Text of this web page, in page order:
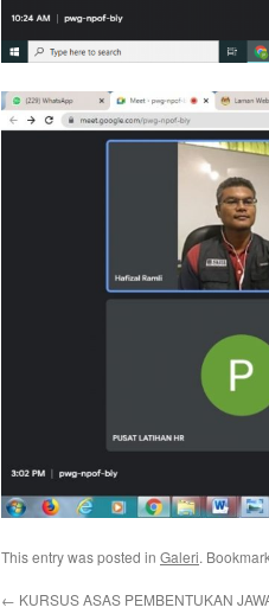
This entry was posted in Galeri.
← KURSUS ASAS PEMBENTUKAN